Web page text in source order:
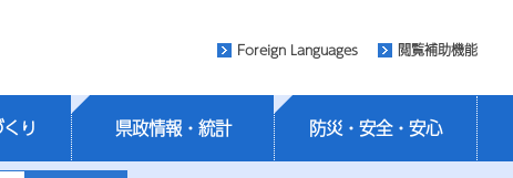
Foreign Languages 閲覧補助機能
り 県政情報・統計 防災・安全・安心